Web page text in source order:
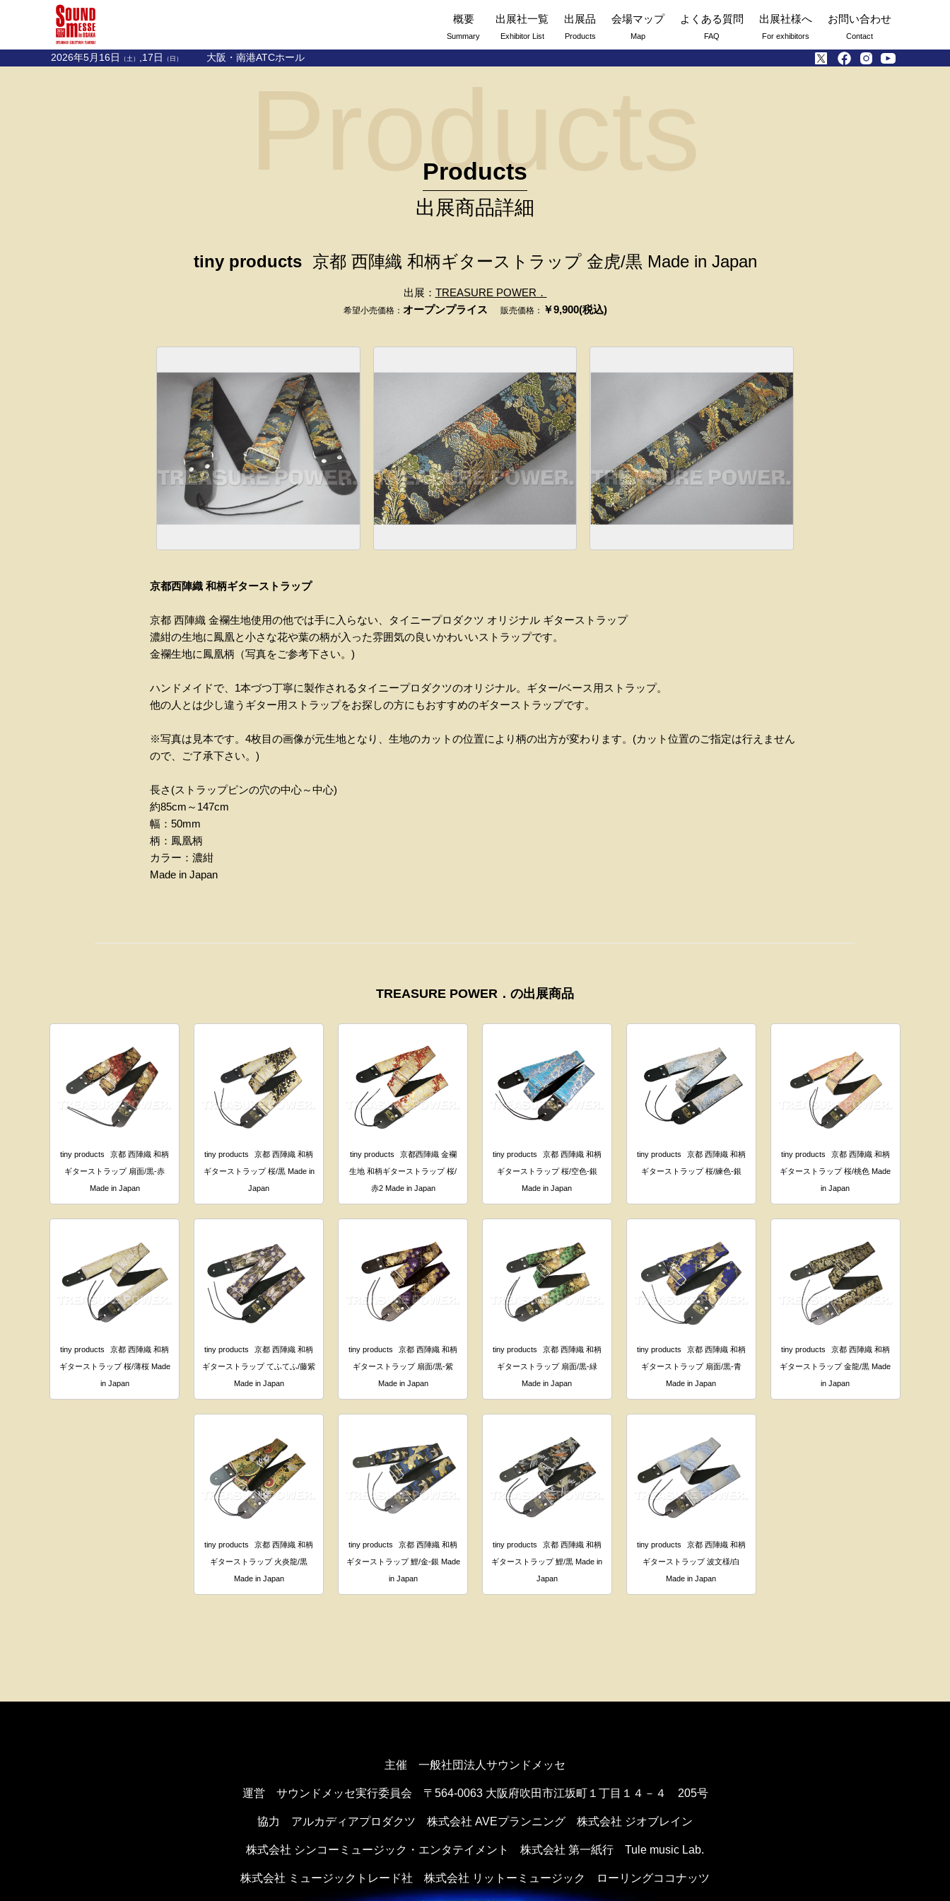
概要
Summary
出展社一覧
Exhibitor List
出展品
Products
会場マップ
Map
よくある質問
FAQ
出展社様へ
For exhibitors
お問い合わせ
Contact
2026年5月16日 （土） ,17日 （日） 大阪・南港ATCホール
Products
Products
出展商品詳細
tiny products 京都 西陣織 和柄ギターストラップ 金虎/黒 Made in Japan
出展： TREASURE POWER．
希望小売価格： オープンプライス 販売価格： ￥9,900(税込)
京都西陣織 和柄ギターストラップ
京都 西陣織 金襴生地使用の他では手に入らない、タイニープロダクツ オリジナル ギターストラップ
濃紺の生地に鳳凰と小さな花や葉の柄が入った雰囲気の良いかわいいストラップです。
金襴生地に鳳凰柄（写真をご参考下さい。)
ハンドメイドで、1本づつ丁寧に製作されるタイニープロダクツのオリジナル。ギター/ベース用ストラップ。
他の人とは少し違うギター用ストラップをお探しの方にもおすすめのギターストラップです。
※写真は見本です。4枚目の画像が元生地となり、生地のカットの位置により柄の出方が変わります。(カット位置のご指定は行えません
ので、ご了承下さい。)
長さ(ストラップピンの穴の中心～中心)
約85cm～147cm
幅：50mm
柄：鳳凰柄
カラー：濃紺
Made in Japan
TREASURE POWER．の出展商品
tiny products
京都 西陣織 和柄
ギターストラップ 扇面/黒-赤
Made in Japan
tiny products
京都 西陣織 和柄
ギターストラップ 桜/黒 Made in
Japan
tiny products
京都西陣織 金襴
生地 和柄ギターストラップ 桜/
赤2 Made in Japan
tiny products
京都 西陣織 和柄
ギターストラップ 桜/空色-銀
Made in Japan
tiny products
京都 西陣織 和柄
ギターストラップ 桜/練色-銀
tiny products
京都 西陣織 和柄
ギターストラップ 桜/桃色 Made
in Japan
tiny products
京都 西陣織 和柄
ギターストラップ 桜/薄桜 Made
in Japan
tiny products
京都 西陣織 和柄
ギターストラップ てふてふ/藤紫
Made in Japan
tiny products
京都 西陣織 和柄
ギターストラップ 扇面/黒-紫
Made in Japan
tiny products
京都 西陣織 和柄
ギターストラップ 扇面/黒-緑
Made in Japan
tiny products
京都 西陣織 和柄
ギターストラップ 扇面/黒-青
Made in Japan
tiny products
京都 西陣織 和柄
ギターストラップ 金龍/黒 Made
in Japan
tiny products
京都 西陣織 和柄
ギターストラップ 火炎龍/黒
Made in Japan
tiny products
京都 西陣織 和柄
ギターストラップ 鯉/金-銀 Made
in Japan
tiny products
京都 西陣織 和柄
ギターストラップ 鯉/黒 Made in
Japan
tiny products
京都 西陣織 和柄
ギターストラップ 波文様/白
Made in Japan
主催 一般社団法人サウンドメッセ
運営 サウンドメッセ実行委員会 〒564-0063 大阪府吹田市江坂町１丁目１４－４ 205号
協力 アルカディアプロダクツ 株式会社 AVEプランニング 株式会社 ジオブレイン
株式会社 シンコーミュージック・エンタテイメント 株式会社 第一紙行 Tule music Lab.
株式会社 ミュージックトレード社 株式会社 リットーミュージック ローリングココナッツ